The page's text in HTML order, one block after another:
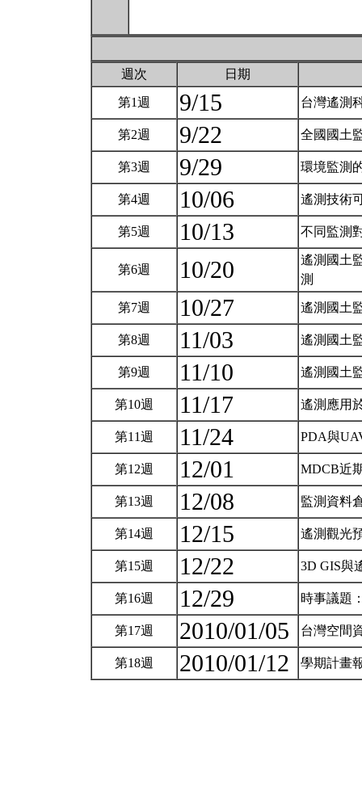
週次 日期
第1週 9/15 台灣遙測
第2週 9/22 全國國土
第3週 9/29 環境監測
第4週 10/06 遙測技術
第5週 10/13 不同監測
第6週 10/20
遙測國土
測
第7週 10/27 遙測國土
第8週 11/03 遙測國土
第9週 11/10 遙測國土
第10週 11/17 遙測應用
第11週 11/24 PDA與
第12週 12/01 MDCB近
第13週 12/08 監測資料
第14週 12/15 遙測觀光
第15週 12/22 3D GIS與
第16週 12/29 時事議題
第17週 2010/01/05 台灣空間
第18週 2010/01/12 學期計畫